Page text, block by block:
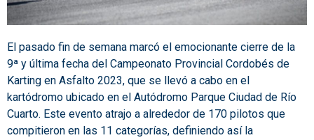
El pasado fin de semana marcó el emocionante cierre de la
9ª y última fecha del Campeonato Provincial Cordobés de
Karting en Asfalto 2023, que se llevó a cabo en el
kartódromo ubicado en el Autódromo Parque Ciudad de Río
Cuarto. Este evento atrajo a alrededor de 170 pilotos que
compitieron en las 11 categorías, definiendo así la